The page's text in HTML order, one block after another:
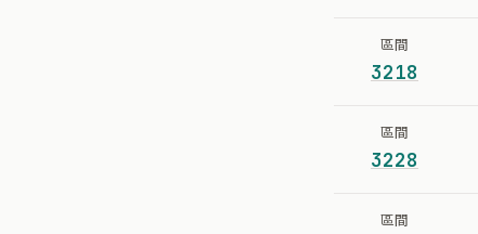
區間
3218
區間
3228
區間